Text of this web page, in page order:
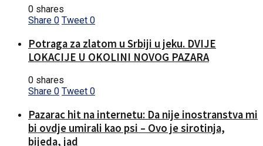
0 shares
Share 0 Tweet 0
Potraga za zlatom u Srbiji u jeku. DVIJE
LOKACIJE U OKOLINI NOVOG PAZARA
0 shares
Share 0 Tweet 0
Pazarac hit na internetu: Da nije inostranstva mi
bi ovdje umirali kao psi – Ovo je sirotinja,
bijeda, jad